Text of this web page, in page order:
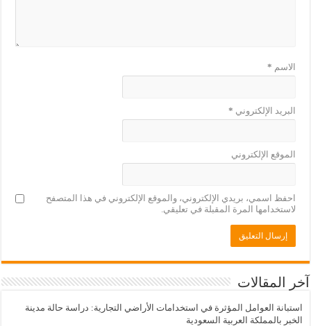
الاسم *
البريد الإلكتروني *
الموقع الإلكتروني
احفظ اسمي، بريدي الإلكتروني، والموقع الإلكتروني في هذا المتصفح
لاستخدامها المرة المقبلة في تعليقي.
آخر المقالات
استبانة العوامل المؤثرة في استخدامات الأراضي التجارية: دراسة حالة مدينة
الخبر بالمملكة العربية السعودية